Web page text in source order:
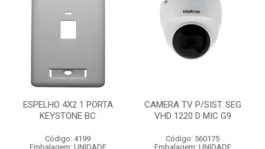
ESPELHO 4X2 1 PORTA
KEYSTONE BC
Código: 4199
Embalagem: UNIDADE
CAMERA TV P/SIST. SEG
VHD 1220 D MIC G9
Código: 560175
Embalagem: UNIDADE